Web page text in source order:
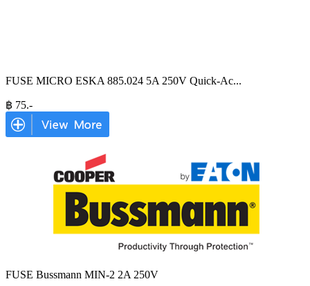
FUSE MICRO ESKA 885.024 5A 250V Quick-Ac...
฿ 75.-
FUSE Bussmann MIN-2 2A 250V